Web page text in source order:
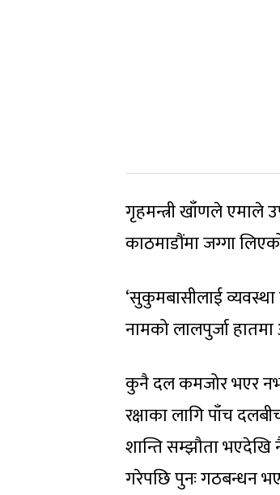
गृहमन्त्री खाँणले एमाले
काठमाडौंमा जग्गा
‘सुकुमबासीलाई
नामको लालपुर्जा
कुनै दल कमजोर भएर
रक्षाका लागि पाँच
शान्ति सम्झौता
गरेपछि पुनः गठबन्धन